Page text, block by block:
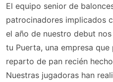
El equipo senior de
patrocinadores implicados
el año de nuestro debut
tu Puerta, una empresa
reparto de pan recién
Nuestras jugadoras han